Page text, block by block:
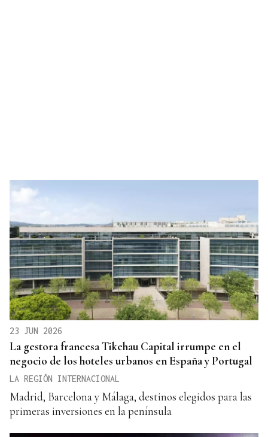
23 JUN 2026
La gestora francesa Tikehau Capital irrumpe en el
negocio de los hoteles urbanos en España y Portugal
LA REGIÓN INTERNACIONAL
Madrid, Barcelona y Málaga, destinos elegidos para las
primeras inversiones en la península